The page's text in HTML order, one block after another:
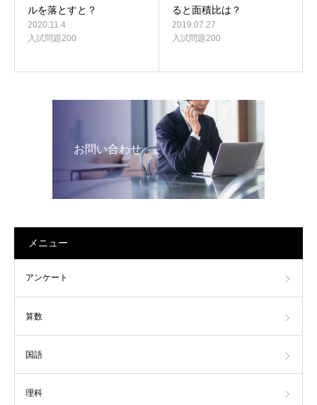
ルを落とすと？
2020.11.4
入試問題200
ると面積比は？
2019.07.27
入試問題200
お問い合わせ
メニュー
アンケート
算数
国語
理科